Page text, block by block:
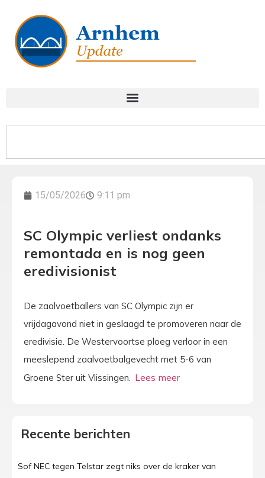
15/05/2026 9:11 pm
SC Olympic verliest ondanks
remontada en is nog geen
eredivisionist
De zaalvoetballers van SC Olympic zijn er
vrijdagavond niet in geslaagd te promoveren naar de
eredivisie. De Westervoortse ploeg verloor in een
meeslepend zaalvoetbalgevecht met 5-6 van
Groene Ster uit Vlissingen.
Recente berichten
Sof NEC tegen Telstar zegt niks over de kraker van